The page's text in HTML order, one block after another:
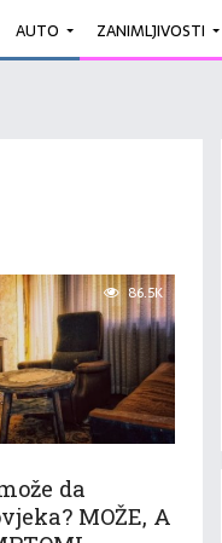
AUTO ZANIMLJIVOSTI
86.5K
da
MOŽE, A